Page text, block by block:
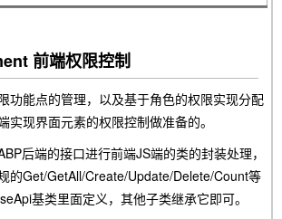
前端权限控制
功能点的管理，以及基于角色的权限实现分配
实现界面元素的权限控制做准备的。
后端的接口进行前端JS端的类的封装处理，
的Get/GetAll/Create/Update/Delete/Count等
基类里面定义，其他子类继承它即可。